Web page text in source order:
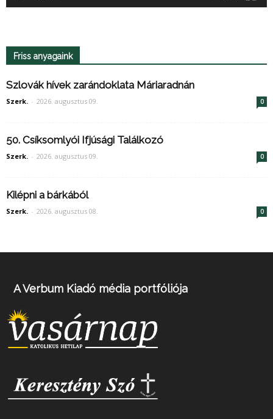
Friss anyagaink
Szlovák hívek zarándoklata Máriaradnán
Szerk. - 2026. augusztus 09. 0
50. Csíksomlyói Ifjúsági Találkozó
Szerk. - 2026. augusztus 09. 0
Kilépni a bárkából
Szerk. - 2026. augusztus 08. 0
A Verbum Kiadó média portfóliója